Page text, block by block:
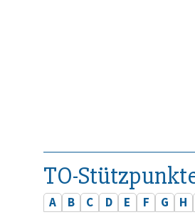
TO-
A B C D E F G H